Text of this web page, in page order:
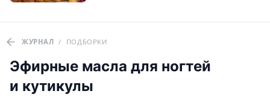
ЖУРНАЛ / ПОДБОРКИ
Эфирные масла для ногтей
и кутикулы